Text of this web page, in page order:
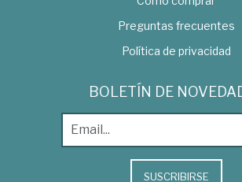
Preguntas frecuentes
Política de privacidad
BOLETÍN DE
SUSCRIBIRSE